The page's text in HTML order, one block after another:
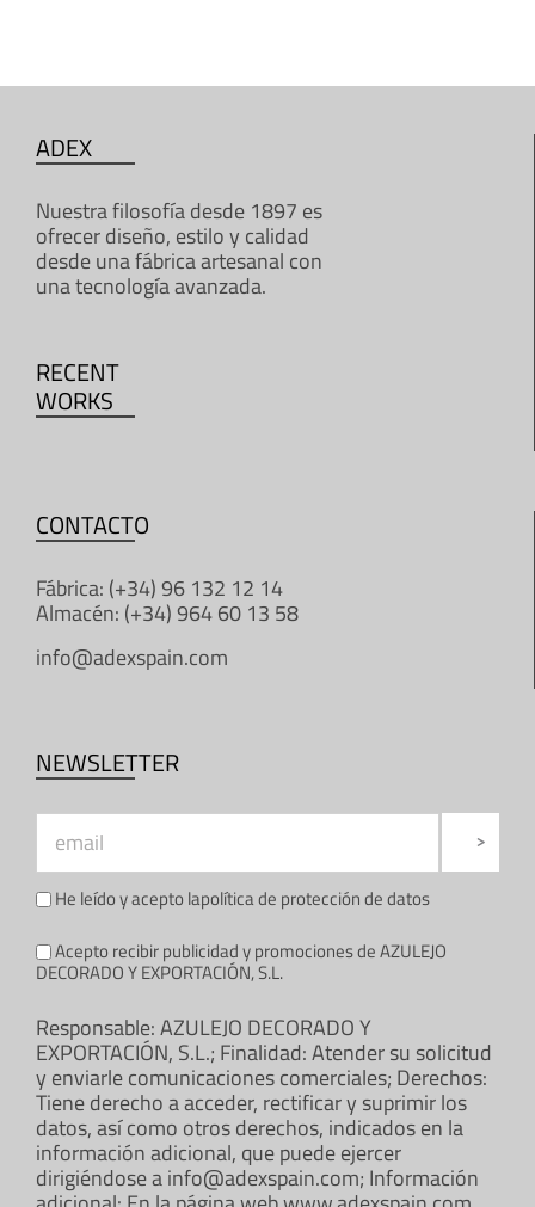
ADEX
Nuestra filosofía desde 1897 es
ofrecer diseño, estilo y calidad
desde una fábrica artesanal con
una tecnología avanzada.
RECENT
WORKS
CONTACTO
Fábrica: (+34) 96 132 12 14
Almacén: (+34) 964 60 13 58
info@adexspain.com
NEWSLETTER
He leído y acepto lapolítica de protección de datos
Acepto recibir publicidad y promociones de AZULEJO
DECORADO Y EXPORTACIÓN, S.L.
Responsable: AZULEJO DECORADO Y
EXPORTACIÓN, S.L.; Finalidad: Atender su solicitud
y enviarle comunicaciones comerciales; Derechos:
Tiene derecho a acceder, rectificar y suprimir los
datos, así como otros derechos, indicados en la
información adicional, que puede ejercer
dirigiéndose a info@adexspain.com; Información